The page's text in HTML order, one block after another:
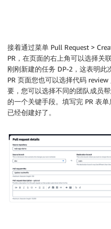
接着通过菜单 Pull Request >
PR，在页面的右上角可以选择关
刚刚新建的任务 DP-2，这表明
PR 页面您也可以选择代码
要，您可以选择不同的团队成员
的一个关键手段。填写完 PR 表
已经创建好了。